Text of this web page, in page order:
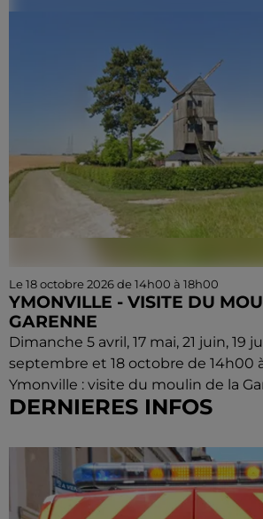
Le 18 octobre 2026 de 14h00 à 18h00
YMONVILLE - VISITE DU
GARENNE
Dimanche 5 avril, 17 mai, 21 juin, 19
septembre et 18 octobre de 14h00
Ymonville : visite du moulin de la
DERNIERES INFOS